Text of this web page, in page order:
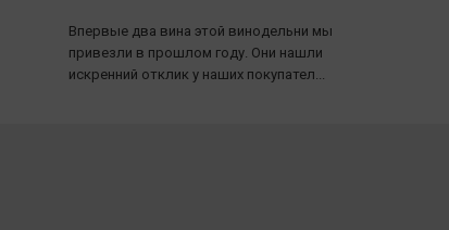
Впервые два вина этой винодельни мы
привезли в прошлом году. Они нашли
искренний отклик у наших покупател...